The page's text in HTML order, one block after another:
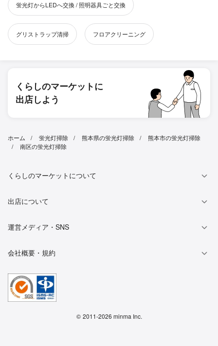
蛍光灯からLEDへ交換 / 照明器具ごと交換
グリストラップ清掃 フロアクリーニング
くらしのマーケットに
出店しよう
ホーム 蛍光灯掃除 熊本県の蛍光灯掃除
熊本市の蛍光灯掃除
南区の蛍光灯掃除
くらしのマーケットについて
出店について
運営メディア・SNS
会社概要・規約
© 2011-2026 minma Inc.